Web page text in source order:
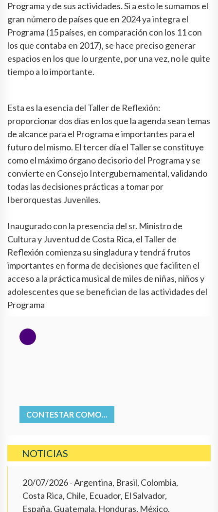
Programa y de sus actividades. Si a esto le sumamos el
gran número de países que en 2024 ya integra el
Programa (15 países, en comparación con los 11 con
los que contaba en 2017), se hace preciso generar
espacios en los que lo urgente, por una vez, no le quite
tiempo a lo importante.
Esta es la esencia del Taller de Reflexión:
proporcionar dos días en los que la agenda sean temas
de alcance para el Programa e importantes para el
futuro del mismo. El tercer día el Taller se constituye
como el máximo órgano decisorio del Programa y se
convierte en Consejo Intergubernamental, validando
todas las decisiones prácticas a tomar por
Iberorquestas Juveniles.
Inaugurado con la presencia del sr. Ministro de
Cultura y Juventud de Costa Rica, el Taller de
Reflexión comienza su singladura y tendrá frutos
importantes en forma de decisiones que faciliten el
acceso a la práctica musical de miles de niñas, niños y
adolescentes que se benefician de las actividades del
Programa
CONTESTAR COMO...
NOTICIAS
20/07/2026- Argentina, Brasil, Colombia,
Costa Rica, Chile, Ecuador, El Salvador,
España, Guatemala, Honduras, México,